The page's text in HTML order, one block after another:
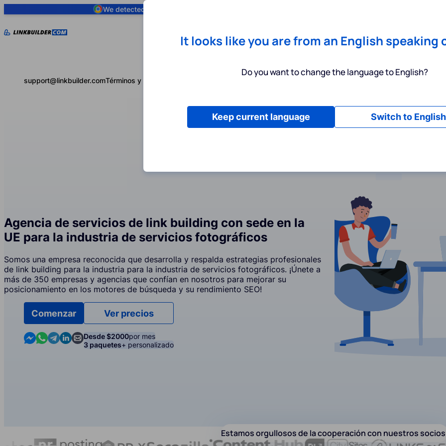
We detected you are using
support@linkbuilder.comTérminos y condiciones
Agencia de servicios de link building con sede en la
UE para la industria de servicios fotográficos
Somos una empresa reconocida que desarrolla y respalda estrategias profesionales
de link building para la industria para la industria de servicios fotográficos. ¡Únete a
más de 350 empresas y agencias que confían en nosotros para mejorar su
posicionamiento en los motores de búsqueda y su rendimiento SEO!
Comenzar
Contact us in Messenger
Contact us in WhatsApp
Contact us in Telegram
Contact us in Linkedin
Contact us by email
Ver precios
Desde $2000por mes
3 paquetes+ personalizado
Estamos orgullosos de la cooperación con nuestros
It looks like you are from an English speaking
Do you want to change the language to English?
Switch to English
Keep current language